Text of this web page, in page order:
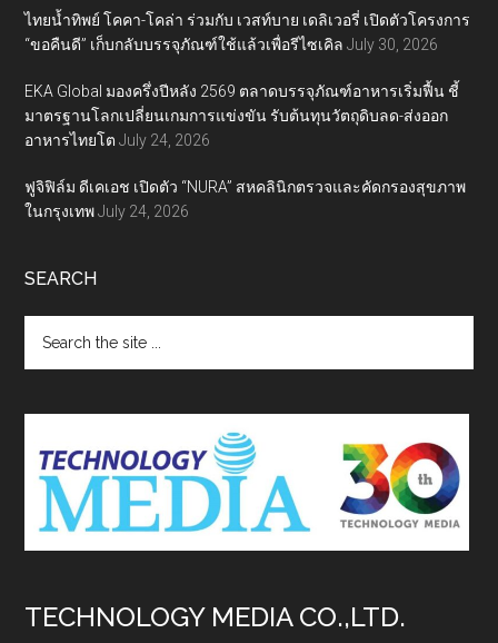
ไทยน้ำทิพย์ โคคา-โคล่า ร่วมกับ เวสท์บาย เดลิเวอรี่ เปิดตัวโครงการ
“ขอคืนดี” เก็บกลับบรรจุภัณฑ์ใช้แล้วเพื่อรีไซเคิล July 30, 2026
EKA Global มองครึ่งปีหลัง 2569 ตลาดบรรจุภัณฑ์อาหารเริ่มฟื้น ชี้
มาตรฐานโลกเปลี่ยนเกมการแข่งขัน รับต้นทุนวัตถุดิบลด-ส่งออก
อาหารไทยโต July 24, 2026
ฟูจิฟิล์ม ดีเคเอช เปิดตัว “NURA” สหคลินิกตรวจและคัดกรองสุขภาพ
ในกรุงเทพ July 24, 2026
SEARCH
the
TECHNOLOGY MEDIA CO.,LTD.